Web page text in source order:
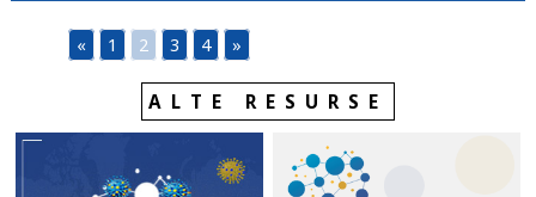
« 1 2 3 4 »
ALTE RESURSE